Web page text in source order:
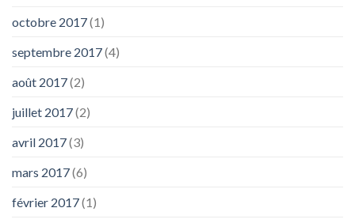
octobre 2017(1)
septembre 2017(4)
août 2017(2)
juillet 2017(2)
avril 2017(3)
mars 2017(6)
février 2017(1)